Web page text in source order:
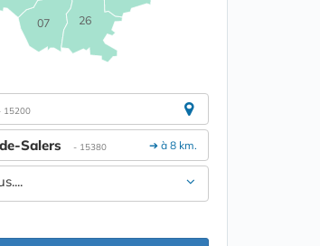
07 26
15200
➔ à 8 km.
Salers - 15380